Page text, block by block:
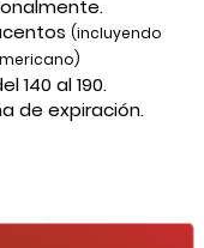
(incluyendo
140 al 190.
de expiración.